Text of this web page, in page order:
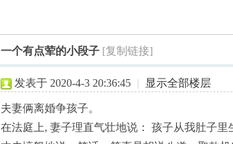
›
一个有点荤的小段子 [复制链接]
发表于 2020-4-3 20:36:45 | 显示全部楼层
夫妻俩离婚争孩子。
在法庭上, 妻子理直气壮地说： 孩子从我肚子里